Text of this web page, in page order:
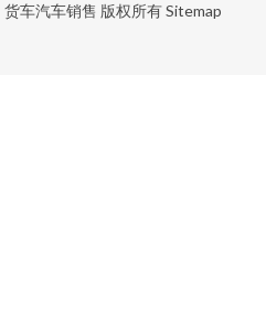
货车汽车销售 版权所有Sitemap